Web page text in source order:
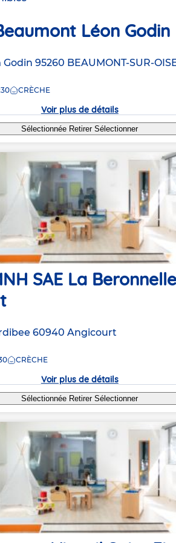
Léon Godin
Godin 95260 BEAUMONT-SUR-
CRÈCHE
Voir plus de détails
Sélectionnée RetirerSélectionner
SAE La
60940 Angicourt
CRÈCHE
Voir plus de détails
Sélectionnée RetirerSélectionner